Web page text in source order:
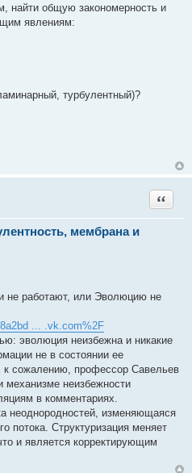
найти общую закономерность и
явлениям:
турбулентный)?
мембрана и
Цитата
не работают, или Эволюцию не
... .vk.com%2F
эволюция неизбежна и никакие
не в состоянии ее
к сожалению, профессор Савельев
механизме неизбежности
в комментариях.
неоднородностей, изменяющаяся
потока. Структуризация меняет
и является корректирующим